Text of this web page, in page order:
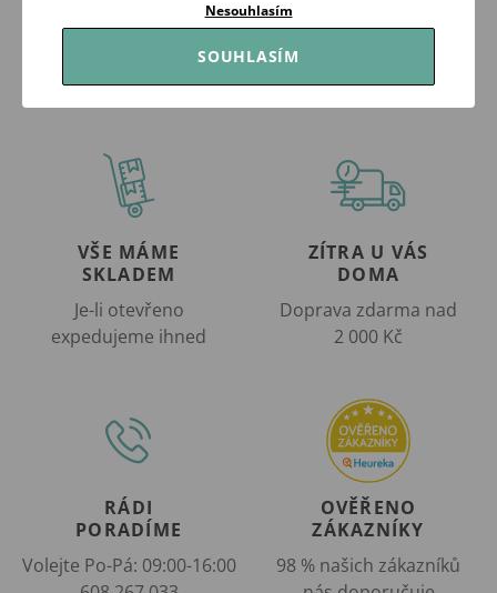
VŠE MÁME
SKLADEM
Je-li otevřeno
expedujeme ihned
ZÍTRA U VÁS
DOMA
Doprava zdarma nad
2 000 Kč
RÁDI
PORADÍME
Volejte Po-Pá: 09:00-16:00
OVĚŘENO
ZÁKAZNÍKY
98 % našich zákazníků
Nesouhlasím
SOUHLASÍM